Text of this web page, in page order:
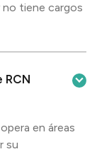
no tiene cargos
en áreas
su